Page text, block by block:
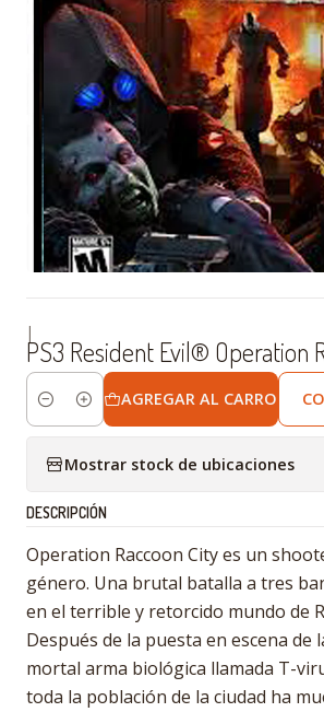
|
PS3 Resident Evil® Operation
Cantidad
AGREGAR AL CARRO
Mostrar stock de ubicaciones
DESCRIPCIÓN
Operation Raccoon City es un
género. Una brutal batalla a tres
en el terrible y retorcido mundo de
Después de la puesta en escena de
mortal arma biológica llamada T-
toda la población de la ciudad ha